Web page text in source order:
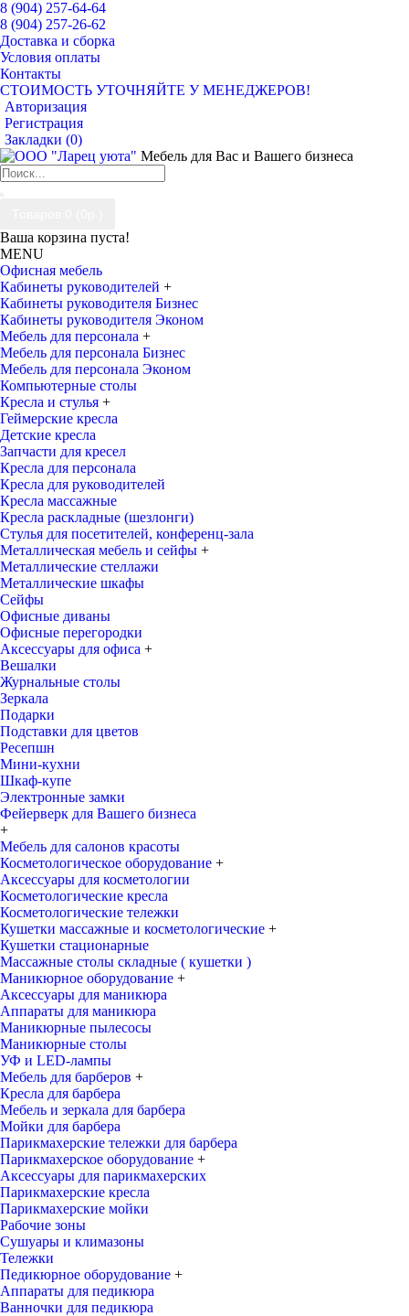
8 (904) 257-64-64
8 (904) 257-26-62
Доставка и сборка
Условия оплаты
Контакты
СТОИМОСТЬ УТОЧНЯЙТЕ У МЕНЕДЖЕРОВ!
Авторизация
Регистрация
Закладки (0)
Мебель для Вас и Вашего бизнеса
Ваша корзина пуста!
MENU
Офисная мебель
Кабинеты руководителей +
Кабинеты руководителя Бизнес
Кабинеты руководителя Эконом
Мебель для персонала +
Мебель для персонала Бизнес
Мебель для персонала Эконом
Компьютерные столы
Кресла и стулья +
Геймерские кресла
Детские кресла
Запчасти для кресел
Кресла для персонала
Кресла для руководителей
Кресла массажные
Кресла раскладные (шезлонги)
Стулья для посетителей, конференц-зала
Металлическая мебель и сейфы +
Металлические стеллажи
Металлические шкафы
Сейфы
Офисные диваны
Офисные перегородки
Аксессуары для офиса +
Вешалки
Журнальные столы
Зеркала
Подарки
Подставки для цветов
Ресепшн
Мини-кухни
Шкаф-купе
Электронные замки
Фейерверк для Вашего бизнеса
+
Мебель для салонов красоты
Косметологическое оборудование +
Аксессуары для косметологии
Косметологические кресла
Косметологические тележки
Кушетки массажные и косметологические +
Кушетки стационарные
Массажные столы складные ( кушетки )
Маникюрное оборудование +
Аксессуары для маникюра
Аппараты для маникюра
Маникюрные пылесосы
Маникюрные столы
УФ и LED-лампы
Мебель для барберов +
Кресла для барбера
Мебель и зеркала для барбера
Мойки для барбера
Парикмахерские тележки для барбера
Парикмахерское оборудование +
Аксессуары для парикмахерских
Парикмахерские кресла
Парикмахерские мойки
Рабочие зоны
Сушуары и климазоны
Тележки
Педикюрное оборудование +
Аппараты для педикюра
Ванночки для педикюра